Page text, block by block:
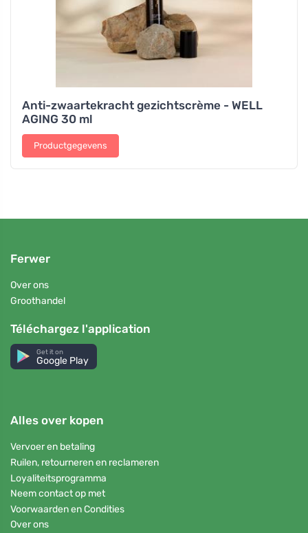
Anti-zwaartekracht gezichtscrème - WELL
AGING 30 ml
Productgegevens
Ferwer
Over ons
Groothandel
Téléchargez l'application
Get it on
Google Play
Alles over kopen
Vervoer en betaling
Ruilen, retourneren en reclameren
Loyaliteitsprogramma
Neem contact op met
Voorwaarden en Condities
Over ons